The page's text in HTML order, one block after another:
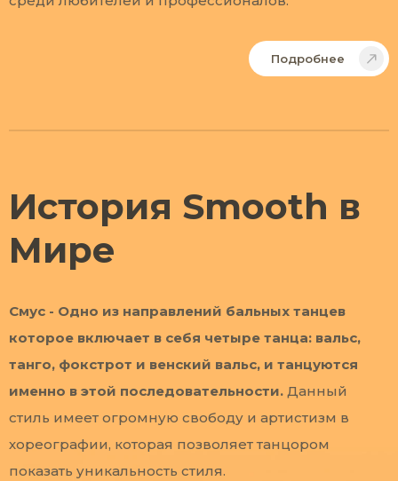
Подробнее
История Smooth в
Мире
Смус - Одно из направлений бальных танцев
которое включает в себя четыре танца: вальс,
танго, фокстрот и венский вальс, и танцуются
именно в этой последовательности. Данный
стиль имеет огромную свободу и артистизм в
хореографии, которая позволяет танцором
показать уникальность стиля.